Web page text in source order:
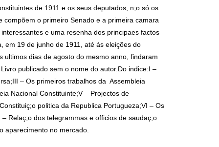
de 1911 e os seus deputados, n;o só os
o primeiro Senado e a primeira camara
e uma resenha dos principaes factos
em 19 de junho de 1911, até ás eleições do
ultimos dias de agosto do mesmo anno, findaram
publicado sem o nome do autor.Do indice:I –
– Os primeiros trabalhos da Assembleia
Nacional Constituinte;V – Projectos de
politica da Republica Portugueza;VI – Os
Relaç;o dos telegrammas e officios de saudaç;o
aparecimento no mercado.